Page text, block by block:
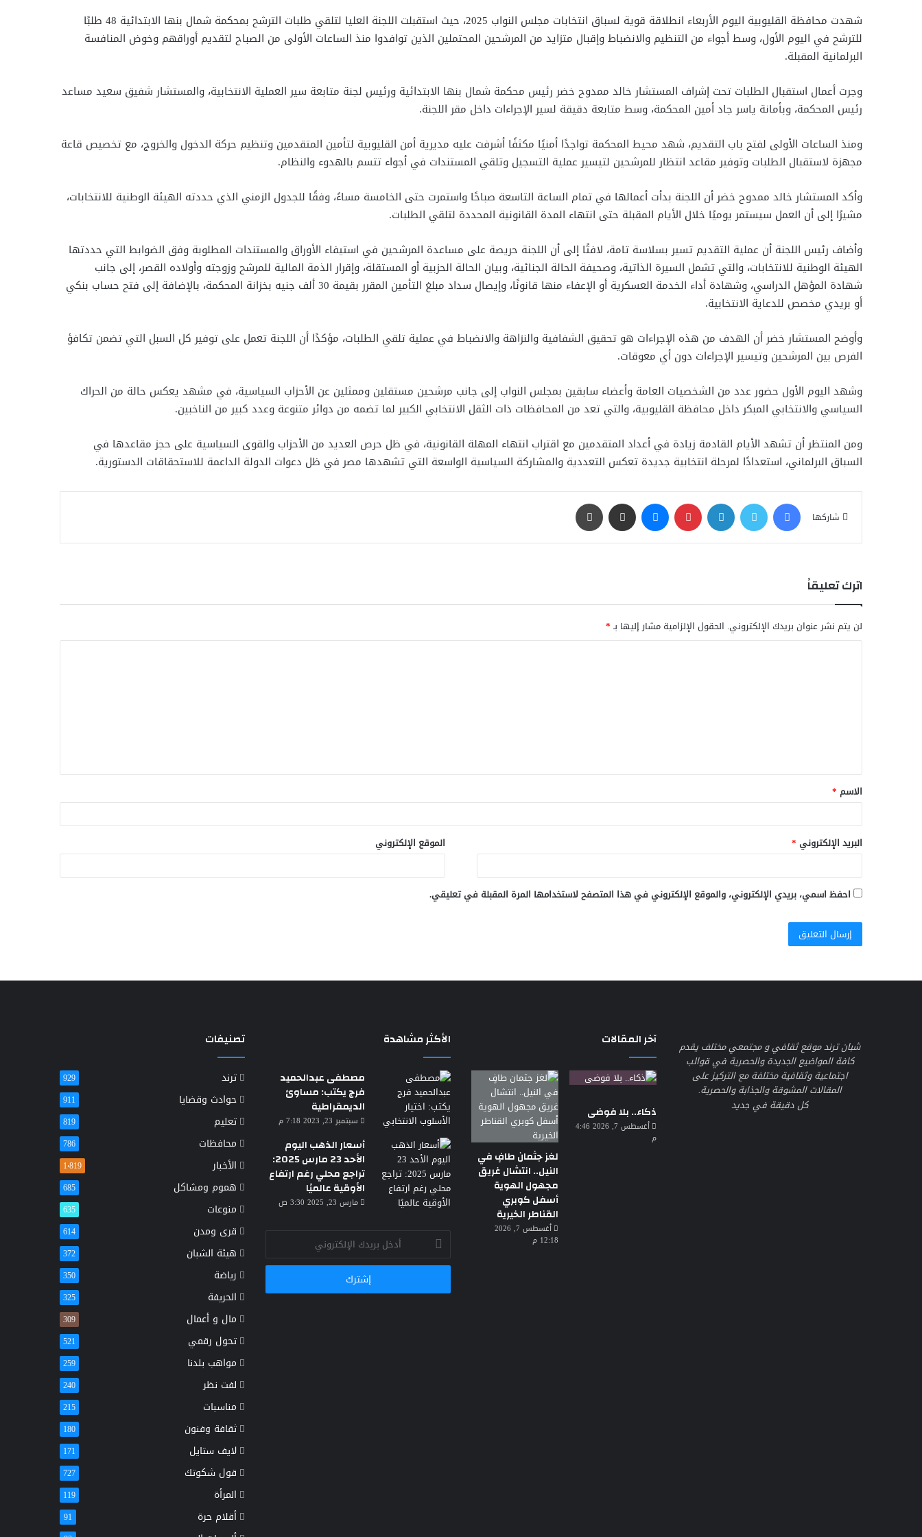
شهدت محافظة القليوبية اليوم الأربعاء انطلاقة قوية لسباق انتخابات مجلس النواب 2025، حيث استقبلت اللجنة العليا لتلقي طلبات الترشح بمحكمة شمال بنها الابتدائية 48 طلبًا
للترشح في اليوم الأول، وسط أجواء من التنظيم والانضباط وإقبال متزايد من المرشحين المحتملين الذين توافدوا منذ الساعات الأولى من الصباح لتقديم أوراقهم وخوض المنافسة
البرلمانية المقبلة.
وجرت أعمال استقبال الطلبات تحت إشراف المستشار خالد ممدوح خضر رئيس محكمة شمال بنها الابتدائية ورئيس لجنة متابعة سير العملية الانتخابية، والمستشار شفيق سعيد مساعد
رئيس المحكمة، وبأمانة ياسر جاد أمين المحكمة، وسط متابعة دقيقة لسير الإجراءات داخل مقر اللجنة.
ومنذ الساعات الأولى لفتح باب التقديم، شهد محيط المحكمة تواجدًا أمنيًا مكثفًا أشرفت عليه مديرية أمن القليوبية لتأمين المتقدمين وتنظيم حركة الدخول والخروج، مع تخصيص قاعة
مجهزة لاستقبال الطلبات وتوفير مقاعد انتظار للمرشحين لتيسير عملية التسجيل وتلقي المستندات في أجواء تتسم بالهدوء والنظام.
وأكد المستشار خالد ممدوح خضر أن اللجنة بدأت أعمالها في تمام الساعة التاسعة صباحًا واستمرت حتى الخامسة مساءً، وفقًا للجدول الزمني الذي حددته الهيئة الوطنية للانتخابات،
مشيرًا إلى أن العمل سيستمر يوميًا خلال الأيام المقبلة حتى انتهاء المدة القانونية المحددة لتلقي الطلبات.
وأضاف رئيس اللجنة أن عملية التقديم تسير بسلاسة تامة، لافتًا إلى أن اللجنة حريصة على مساعدة المرشحين في استيفاء الأوراق والمستندات المطلوبة وفق الضوابط التي حددتها
الهيئة الوطنية للانتخابات، والتي تشمل السيرة الذاتية، وصحيفة الحالة الجنائية، وبيان الحالة الحزبية أو المستقلة، وإقرار الذمة المالية للمرشح وزوجته وأولاده القصر، إلى جانب
شهادة المؤهل الدراسي، وشهادة أداء الخدمة العسكرية أو الإعفاء منها قانونًا، وإيصال سداد مبلغ التأمين المقرر بقيمة 30 ألف جنيه بخزانة المحكمة، بالإضافة إلى فتح حساب بنكي
أو بريدي مخصص للدعاية الانتخابية.
وأوضح المستشار خضر أن الهدف من هذه الإجراءات هو تحقيق الشفافية والنزاهة والانضباط في عملية تلقي الطلبات، مؤكدًا أن اللجنة تعمل على توفير كل السبل التي تضمن تكافؤ
الفرص بين المرشحين وتيسير الإجراءات دون أي معوقات.
وشهد اليوم الأول حضور عدد من الشخصيات العامة وأعضاء سابقين بمجلس النواب إلى جانب مرشحين مستقلين وممثلين عن الأحزاب السياسية، في مشهد يعكس حالة من الحراك
السياسي والانتخابي المبكر داخل محافظة القليوبية، والتي تعد من المحافظات ذات الثقل الانتخابي الكبير لما تضمه من دوائر متنوعة وعدد كبير من الناخبين.
ومن المنتظر أن تشهد الأيام القادمة زيادة في أعداد المتقدمين مع اقتراب انتهاء المهلة القانونية، في ظل حرص العديد من الأحزاب والقوى السياسية على حجز مقاعدها في
السباق البرلماني، استعدادًا لمرحلة انتخابية جديدة تعكس التعددية والمشاركة السياسية الواسعة التي تشهدها مصر في ظل دعوات الدولة الداعمة للاستحقاقات الدستورية.
شاركها
اترك تعليقاً
لن يتم نشر عنوان بريدك الإلكتروني. الحقول الإلزامية مشار إليها بـ*
ق
*
الاسم *
البريد الإلكتروني * الموقع الإلكتروني
احفظ اسمي، بريدي الإلكتروني، والموقع الإلكتروني في هذا المتصفح لاستخدامها المرة المقبلة في تعليقي.
شبان ترند موقع ثقافي و مجتمعي مختلف يقدم
كافة المواضيع الجديدة والحصرية في قوالب
اجتماعية وثقافية مختلفة مع التركيز على
المقالات المشوقة والجذابة والحصرية.
كل دقيقة في جديد
آخر المقالات
ذكاء.. بلا فوضى
أغسطس 7, 2026 4:46
م
لغز جثمان طافٍ في
النيل.. انتشال غريق
مجهول الهوية
أسفل كوبري
القناطر الخيرية
أغسطس 7, 2026
12:18 م
الأكثر مشاهدة
مصطفى عبدالحميد
فرج يكتب: مساوئ
الديمقراطية
سبتمبر 23, 2023 7:18 م
أسعار الذهب اليوم
الأحد 23 مارس 2025:
تراجع محلي رغم ارتفاع
الأوقية عالميًا
مارس 23, 2025 3:30 ص
أدخل
بريدك
الإلكتروني
تصنيفات
ترند 929
حوادث وقضايا 911
تعليم 819
محافظات 786
الأخبار 1٬819
هموم ومشاكل 685
منوعات 635
قرى ومدن 614
هيئة الشبان 372
رياضة 350
الحريفة 325
مال و أعمال 309
تحول رقمي 521
مواهب بلدنا 259
لفت نظر 240
مناسبات 215
ثقافة وفنون 180
لايف ستايل 171
قول شكوتك 727
المرأة 119
أقلام حرة 91